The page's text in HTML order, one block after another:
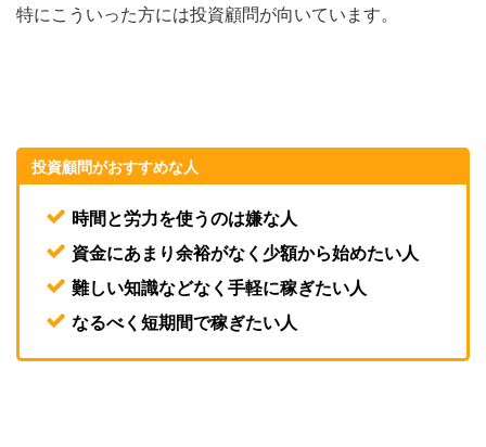
特にこういった方には投資顧問が向いています。
投資顧問がおすすめな人
時間と労力を使うのは嫌な人
資金にあまり余裕がなく少額から始めたい人
難しい知識などなく手軽に稼ぎたい人
なるべく短期間で稼ぎたい人